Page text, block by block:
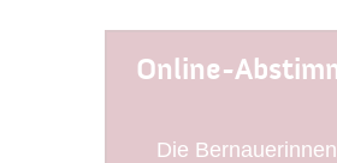
Online-
Die